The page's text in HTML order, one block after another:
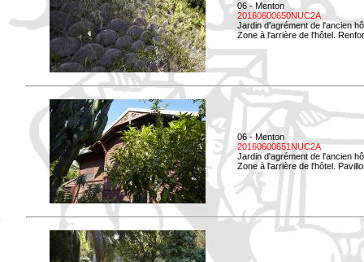
06 - Menton
20160600650NUC2A
Jardin d'agrément de l'ancien
Zone à l'arrière de l'hôtel.
06 - Menton
20160600651NUC2A
Jardin d'agrément de l'ancien
Zone à l'arrière de l'hôtel.